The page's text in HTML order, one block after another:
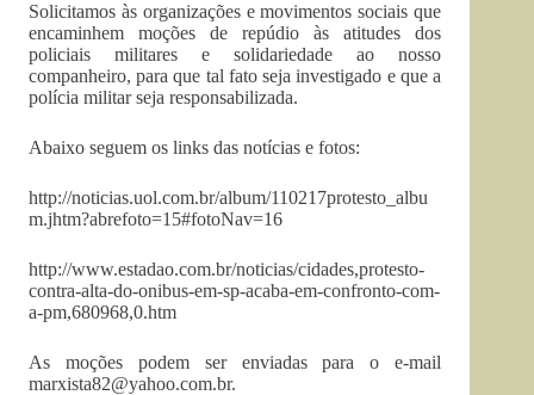
Solicitamos às organizações e movimentos sociais que
encaminhem moções de repúdio às atitudes dos
policiais militares e solidariedade ao nosso
companheiro, para que tal fato seja investigado e que a
polícia militar seja responsabilizada.
Abaixo seguem os links das notícias e fotos:
http://noticias.uol.com.br/album/110217protesto_albu
m.jhtm?abrefoto=15#fotoNav=16
http://www.estadao.com.br/noticias/cidades,protesto-
contra-alta-do-onibus-em-sp-acaba-em-confronto-com-
a-pm,680968,0.htm
As moções podem ser enviadas para o e-mail
marxista82@yahoo.com.br.